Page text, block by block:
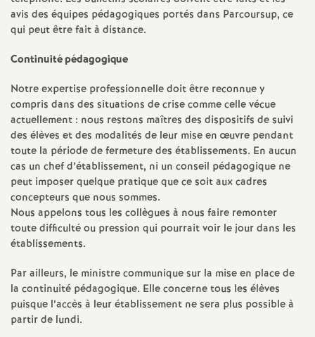
é
O
r
l
é
a
n
avis des équipes pédagogiques portés dans Parcoursup, ce
qui peut être fait à distance.
Continuité pédagogique
Notre expertise professionnelle doit être reconnue y
compris dans des situations de crise comme celle vécue
actuellement : nous restons maîtres des dispositifs de suivi
des élèves et des modalités de leur mise en œuvre pendant
toute la période de fermeture des établissements. En aucun
cas un chef d’établissement, ni un conseil pédagogique ne
peut imposer quelque pratique que ce soit aux cadres
concepteurs que nous sommes.
Nous appelons tous les collègues à nous faire remonter
toute difficulté ou pression qui pourrait voir le jour dans les
établissements.
Par ailleurs, le ministre communique sur la mise en place de
la continuité pédagogique. Elle concerne tous les élèves
puisque l’accès à leur établissement ne sera plus possible à
partir de lundi.